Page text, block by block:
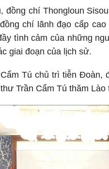
đồng chí Thongloun
chí lãnh đạo cấp
tình cảm của những
giai đoạn của lịch sử.
Tú chủ trì tiễn Đoàn,
Trần Cẩm Tú thăm